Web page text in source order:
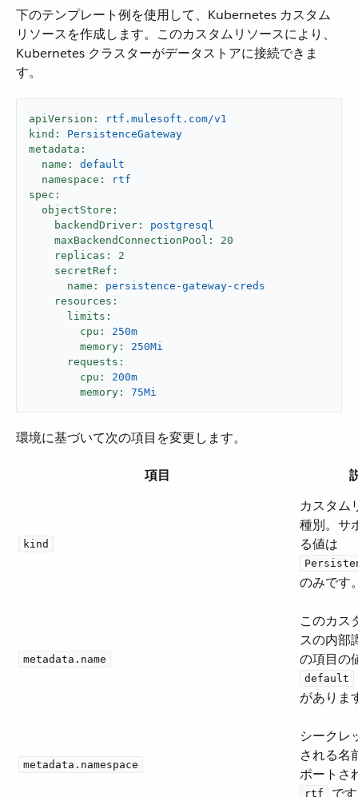
下のテンプレート例を使用して、Kubernetes カスタム
リソースを作成します。このカスタムリソースにより、
Kubernetes クラスターがデータストアに接続できま
す。
apiVersion:
rtf.mulesoft.com/v1
kind:
PersistenceGateway
metadata:
name:
default
namespace:
rtf
spec:
objectStore:
backendDriver:
postgresql
maxBackendConnectionPool:
20
replicas:
2
secretRef:
name:
persistence-gateway-creds
resources:
limits:
cpu:
250m
memory:
250Mi
requests:
cpu:
200m
memory:
75Mi
環境に基づいて次の項目を変更します。
項目
kind
カスタム
種別。サ
る値は ​
のみです
metadata.name
このカス
スの内部
の項目の
default
がありま
metadata.namespace
シークレ
される名
ポートさ
rtf で